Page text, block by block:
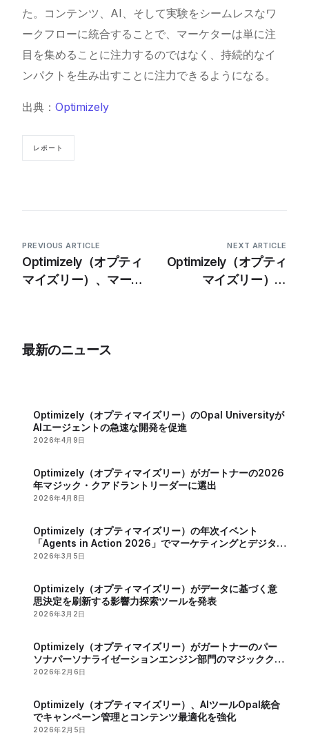
た。コンテンツ、AI、そして実験をシームレスなワ
ークフローに統合することで、マーケターは単に注
目を集めることに注力するのではなく、持続的なイ
ンパクトを生み出すことに注力できるようになる。
出典：Optimizely
レポート
PREVIOUS ARTICLE
Optimizely（オプティ
マイズリー）、マーケ
開
NEXT ARTICLE
Optimizely（オプティ
マイズリー）が
最新のニュース
Optimizely（オプティマイズリー）のOpal Universityが
AIエージェントの急速な開発を促進
2026年4月9日
Optimizely（オプティマイズリー）がガートナーの2026
年マジック・クアドラントリーダーに選出
2026年4月8日
Optimizely（オプティマイズリー）の年次イベント
「Agents in Action 2026」でマーケティングとデジタル
戦略におけるAIの役割が明らかに
2026年3月5日
Optimizely（オプティマイズリー）がデータに基づく意
思決定を刷新する影響力探索ツールを発表
2026年3月2日
Optimizely（オプティマイズリー）がガートナーのパー
ソナパーソナライゼーションエンジン部門のマジッククア
ドラントで2年連続のリーダーに認定
2026年2月6日
Optimizely（オプティマイズリー）、AIツールOpal統合
でキャンペーン管理とコンテンツ最適化を強化
2026年2月5日